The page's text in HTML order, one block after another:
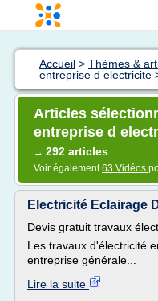
Accueil > Thèmes &
entreprise d electricite
Articles
entreprise d
→ 292 articles
Voir également63 Vidéos
Electricité Eclairage
Devis gratuit travaux
Les travaux d'électricité
entreprise générale...
Lire la suite